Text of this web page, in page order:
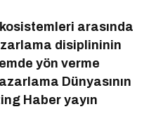
arasında
disiplininin
yön verme
Dünyasının
Haber yayın